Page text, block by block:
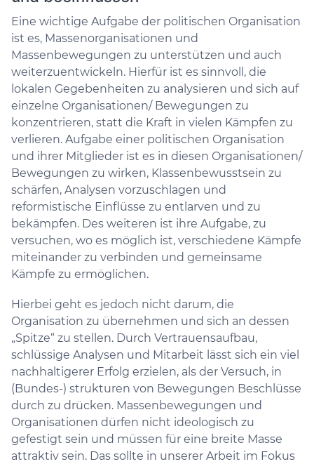
Eine wichtige Aufgabe der politischen Organisation
ist es, Massenorganisationen und
Massenbewegungen zu unterstützen und auch
weiterzuentwickeln. Hierfür ist es sinnvoll, die
lokalen Gegebenheiten zu analysieren und sich auf
einzelne Organisationen/ Bewegungen zu
konzentrieren, statt die Kraft in vielen Kämpfen zu
verlieren. Aufgabe einer politischen Organisation
und ihrer Mitglieder ist es in diesen Organisationen/
Bewegungen zu wirken, Klassenbewusstsein zu
schärfen, Analysen vorzuschlagen und
reformistische Einflüsse zu entlarven und zu
bekämpfen. Des weiteren ist ihre Aufgabe, zu
versuchen, wo es möglich ist, verschiedene Kämpfe
miteinander zu verbinden und gemeinsame
Kämpfe zu ermöglichen.
Hierbei geht es jedoch nicht darum, die
Organisation zu übernehmen und sich an dessen
„Spitze“ zu stellen. Durch Vertrauensaufbau,
schlüssige Analysen und Mitarbeit lässt sich ein viel
nachhaltigerer Erfolg erzielen, als der Versuch, in
(Bundes-) strukturen von Bewegungen Beschlüsse
durch zu drücken. Massenbewegungen und
Organisationen dürfen nicht ideologisch zu
gefestigt sein und müssen für eine breite Masse
attraktiv sein. Das sollte in unserer Arbeit im Fokus